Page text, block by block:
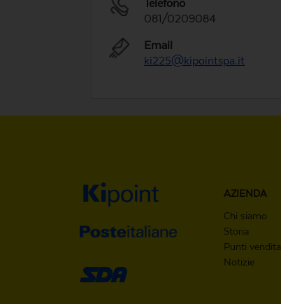
Telefono
081/0209084
Email
ki225@kipointspa.it
AZIENDA
Chi siamo
Storia
Punti vendita
Notizie